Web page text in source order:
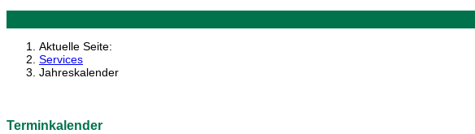
Aktuelle Seite:
Services
Jahreskalender
Terminkalender